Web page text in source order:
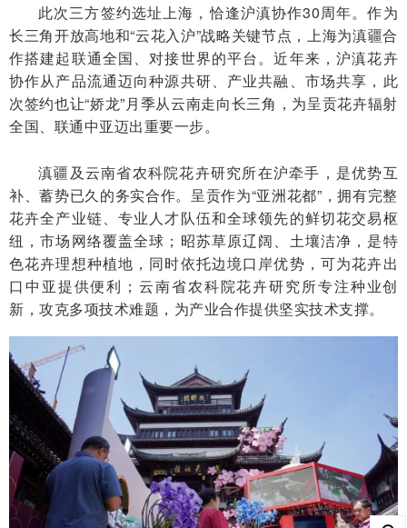
此次三方签约选址上海，恰逢沪滇协作30周年。作为
长三角开放高地和“云花入沪”战略关键节点，上海为滇疆合
作搭建起联通全国、对接世界的平台。近年来，沪滇花卉
协作从产品流通迈向种源共研、产业共融、市场共享，此
次签约也让“娇龙”月季从云南走向长三角，为呈贡花卉辐射
全国、联通中亚迈出重要一步。
滇疆及云南省农科院花卉研究所在沪牵手，是优势互
补、蓄势已久的务实合作。呈贡作为“亚洲花都”，拥有完整
花卉全产业链、专业人才队伍和全球领先的鲜切花交易枢
纽，市场网络覆盖全球；昭苏草原辽阔、土壤洁净，是特
色花卉理想种植地，同时依托边境口岸优势，可为花卉出
口中亚提供便利；云南省农科院花卉研究所专注种业创
新，攻克多项技术难题，为产业合作提供坚实技术支撑。